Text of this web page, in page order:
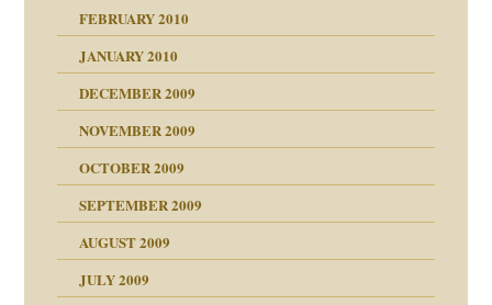
FEBRUARY 2010
JANUARY 2010
DECEMBER 2009
NOVEMBER 2009
OCTOBER 2009
SEPTEMBER 2009
AUGUST 2009
JULY 2009